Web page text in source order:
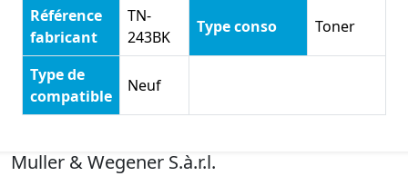
Référence
fabricant
TN-
243BK
Type conso Toner
Type de
compatible
Neuf
Muller & Wegener S.à.r.l.